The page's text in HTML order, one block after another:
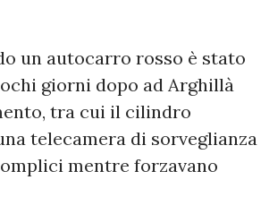
un autocarro rosso è stato
giorni dopo ad Arghillà
tra cui il cilindro
telecamera di sorveglianza
mentre forzavano